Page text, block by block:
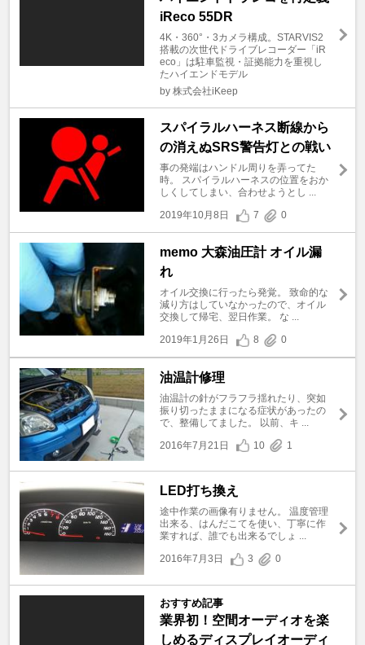
iReco 55DR
4K・360°・3カメラ構成。STARVIS2
搭載の次世代ドライブレコーダー「iR
eco」は駐車監視・証拠能力を重視し
たハイエンドモデル
by 株式会社iKeep
スパイラルハーネス断線から
の消えぬSRS警告灯との戦い
事の発端はハンドル周りを弄ってた
時。 スパイラルハーネスの位置をおか
しくしてしまい、合わせようとし ...
2019年10月8日
7 0
memo 大森油圧計 オイル漏
れ
オイル交換に行ったら発覚。 致命的な
減り方はしていなかったので、オイル
交換して帰宅、翌日作業。 な ...
2019年1月26日
8 0
油温計修理
油温計の針がフラフラ揺れたり、突如
振り切ったままになる症状があったの
で、整備してました。 以前、キ ...
2016年7月21日
10 1
LED打ち換え
途中作業の画像有りません。 温度管理
出来る、はんだこてを使い、丁寧に作
業すれば、誰でも出来るでしょ ...
2016年7月3日
3 0
おすすめ記事
業界初！空間オーディオを楽
しめるディスプレイオーディ